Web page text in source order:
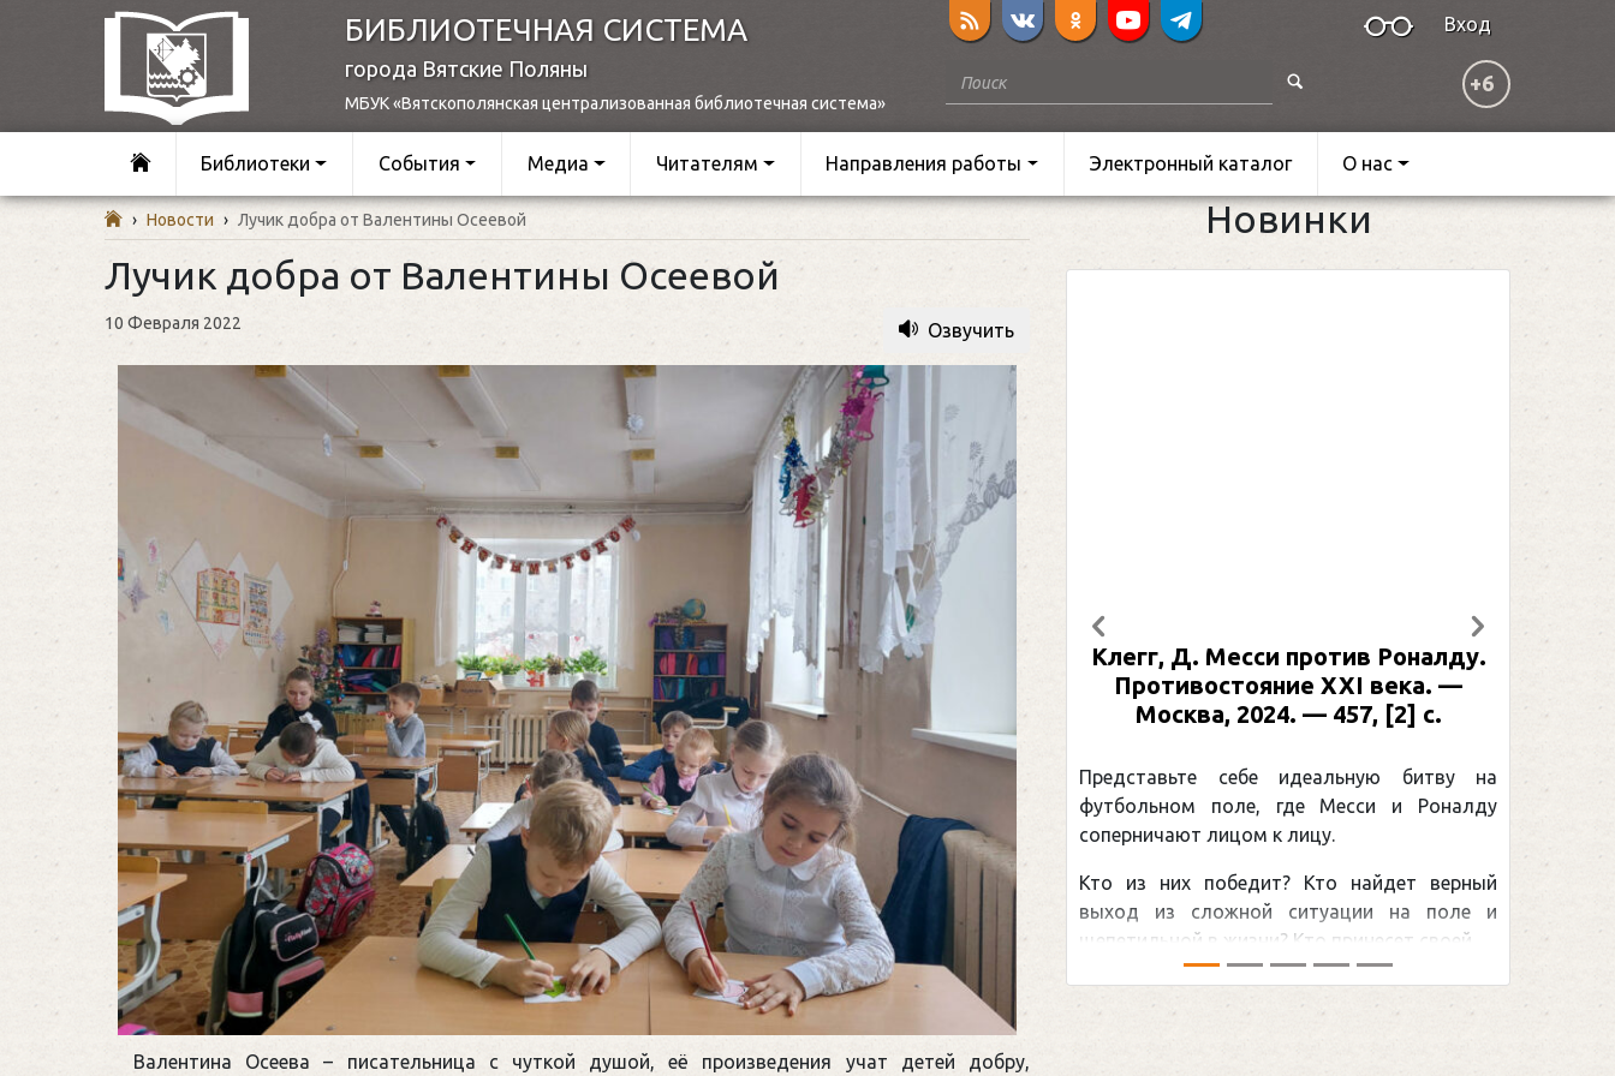
БИБЛИОТЕЧНАЯ СИСТЕМА
города Вятские Поляны
МБУК «Вятскополянская централизованная библиотечная система»
Вход
+6
Библиотеки События Медиа Читателям Направления работы Электронный каталог О нас
› Новости › Лучик добра от Валентины Осеевой
Лучик добра от Валентины Осеевой
10 Февраля 2022 Озвучить
Валентина Осеева – писательница с чуткой душой, её произведения учат детей добру,
Новинки
Клегг, Д. Месси против Роналду.
Противостояние XXI века. —
Москва, 2024. — 457, [2] с.
Представьте себе идеальную битву на
футбольном поле, где Месси и Роналду
соперничают лицом к лицу.
Кто из них победит? Кто найдет верный
выход из сложной ситуации на поле и
щепетильной в жизни? Кто принесет своей ...
Предыдущий Следующий